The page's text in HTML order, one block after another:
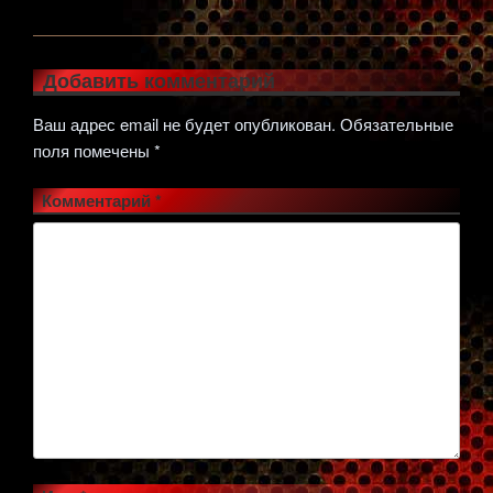
Добавить комментарий
Ваш адрес email не будет опубликован. Обязательные
поля помечены *
Комментарий*